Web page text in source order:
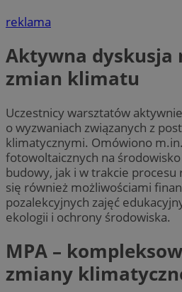
reklama
Aktywna dyskusja
zmian klimatu
Uczestnicy warsztatów
o wyzwaniach związanych z
klimatycznymi. Omówiono
fotowoltaicznych na
budowy, jak i w trakcie
się również możliwościami
pozalekcyjnych zajęć
ekologii i ochrony środowiska.
MPA –
zmiany